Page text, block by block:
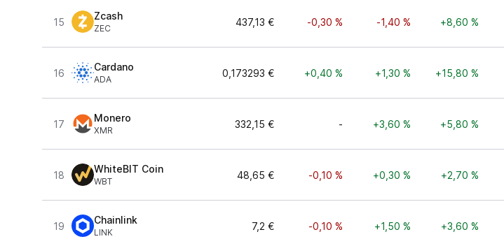
15
Zcash
ZEC
437,13 € -0,30 % -1,40 % +8,60 %
16
Cardano
ADA
0,173293 € +0,40 % +1,30 % +15,80 %
17
Monero
XMR
332,15 € - +3,60 % +5,80 %
18
WhiteBIT Coin
WBT
48,65 € -0,10 % +0,30 % +2,70 %
19
Chainlink
LINK
7,2 € -0,10 % +1,50 % +3,60 %